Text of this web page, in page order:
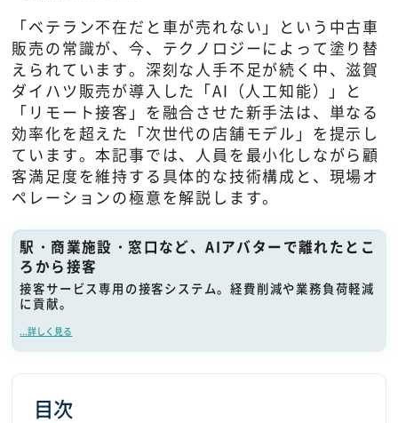
「ベテラン不在だと車が売れない」という中古車
販売の常識が、今、テクノロジーによって塗り替
えられています。深刻な人手不足が続く中、滋賀
ダイハツ販売が導入した「AI（人工知能）」と
「リモート接客」を融合させた新手法は、単なる
効率化を超えた「次世代の店舗モデル」を提示し
ています。本記事では、人員を最小化しながら顧
客満足度を維持する具体的な技術構成と、現場オ
ペレーションの極意を解説します。
駅・商業施設・窓口など、AIアバターで離れたとこ
ろから接客
接客サービス専用の接客システム。経費削減や業務負荷軽減
に貢献。
...詳しく見る
目次